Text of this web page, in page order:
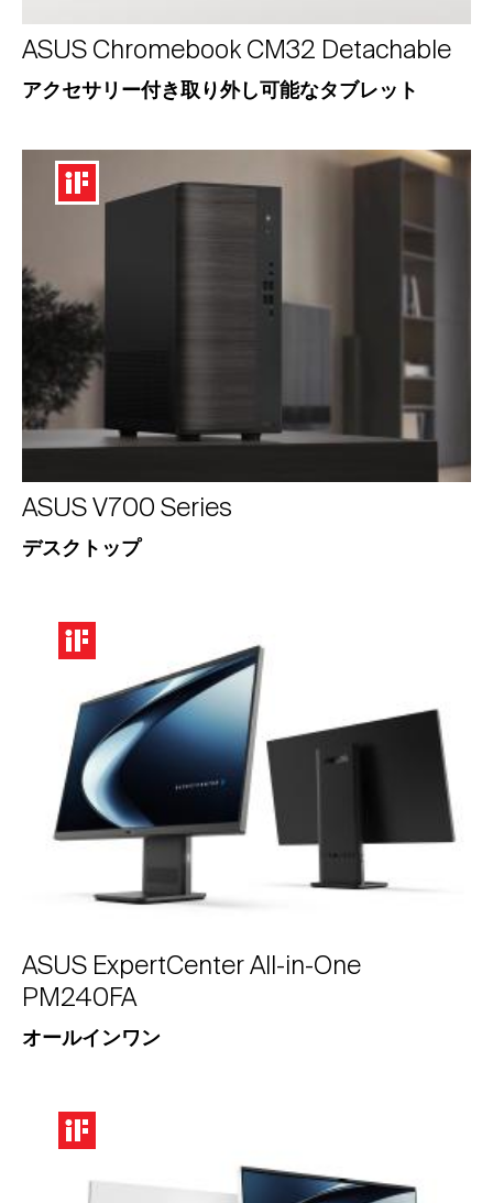
ASUS Chromebook CM32 Detachable
アクセサリー付き取り外し可能なタブレット
ASUS V700 Series
デスクトップ
ASUS ExpertCenter All-in-One
PM240FA
オールインワン